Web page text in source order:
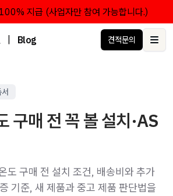
지급 (사업자만 참여 가능합니다.)
점유율 1위 브랜드 한성쇼케이스
Blog 견적문의
구매 전 꼭 볼 설치·AS
도 구매 전 설치 조건, 배송비와 추가
기준, 새 제품과 중고 제품 판단법을